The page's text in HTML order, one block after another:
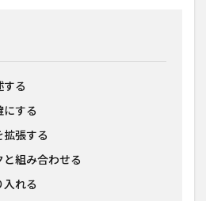
する
にする
張する
組み合わせる
入れる